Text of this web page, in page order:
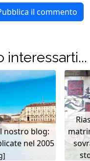
interessarti...
nostro blog:
nel 2005